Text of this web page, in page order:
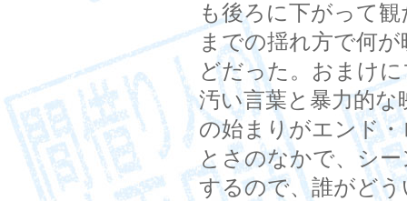
も後ろに下がって
までの揺れ方で何
どだった。おまけ
汚い言葉と暴力的
の始まりがエンド
とさのなかで、シ
するので、誰がど